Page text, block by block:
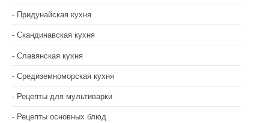
Придунайская кухня
Скандинавская кухня
Славянская кухня
Средиземноморская кухня
Рецепты для мультиварки
Рецепты основных блюд